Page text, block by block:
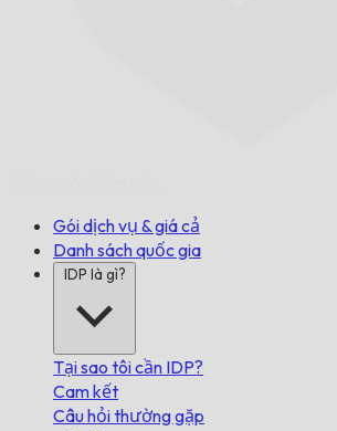
Gói dịch vụ & giá cả
Danh sách quốc gia
IDP là gì?
Tại sao tôi cần IDP?
Cam kết
Câu hỏi thường gặp